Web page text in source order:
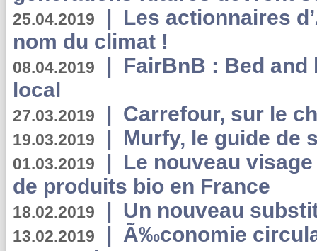
25.04.2019 | Les actionnaires
nom du climat !
08.04.2019 | FairBnB : Bed
local
27.03.2019 | Carrefour, sur le
19.03.2019 | Murfy, le guide de
01.03.2019 | Le nouveau
de produits bio en France
18.02.2019 | Un nouveau
13.02.2019 | Ã‰conomie